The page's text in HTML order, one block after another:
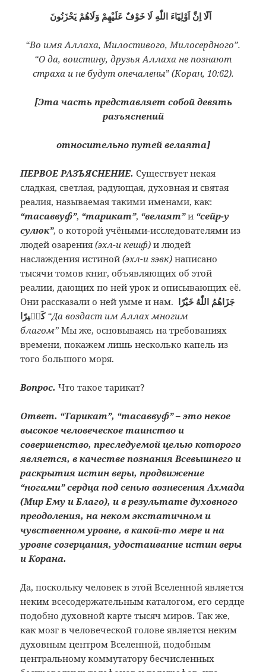
اَلَٓا اِنَّ اَوْلِيَٓاءَ اللّٰهِ لَا خَوْفٌ عَلَيْهِمْ وَلَاهُمْ يَحْزَنُونَ
“Во имя Аллаха, Милостивого, Милосердного”.
“О да, воистину, друзья Аллаха не познают
страха и не будут опечалены” (Коран, 10:62).
[Эта часть представляет собой девять
разъяснений
относительно путей велаята]
ПЕРВОЕ РАЗЪЯСНЕНИЕ.Существует некая
сладкая, светлая, радующая, духовная и святая
реалия, называемая такими именами, как:
“тасаввуф”, “тарикат”, “велаят”и “сейр-у
сулюк”, о которой учёными-исследователями из
людей озарения(эхл-и кешф) и людей
наслаждения истиной(эхл-и зэвк) написано
тысячи томов книг, объявляющих об этой
реалии, дающих по ней урок и описывающих её.
Они рассказали о ней умме и нам. جَزَاهُمُ اللّٰهُ خَيْرًا
كَثٖيرًا “Да воздаст им Аллах многим
благом”Мы же, основываясь на требованиях
времени, покажем лишь несколько капель из
того большого моря.
Вопрос. Что такое тарикат?
Ответ. “Тарикат”, “тасаввуф” – это некое
высокое человеческое таинство и
совершенство, преследуемой целью которого
является, в качестве познания Всевышнего и
раскрытия истин веры, продвижение
“ногами” сердца под сенью вознесения Ахмада
(Мир Ему и Благо), и в результате духовного
преодоления, на неком экстатичном и
чувственном уровне, в какой-то мере и на
уровне созерцания, удостаивание истин веры
и Корана.
Да, поскольку человек в этой Вселенной является
неким всесодержательным каталогом, его сердце
подобно духовной карте тысяч миров. Так же,
как мозг в человеческой голове является неким
духовным центром Вселенной, подобным
центральному коммутатору бесчисленных